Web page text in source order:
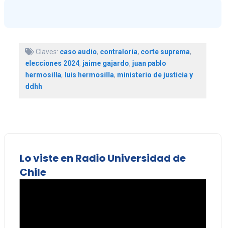
Claves: caso audio, contraloría, corte suprema,
elecciones 2024, jaime gajardo, juan pablo
hermosilla, luis hermosilla, ministerio de justicia y
ddhh
Lo viste en Radio Universidad de
Chile